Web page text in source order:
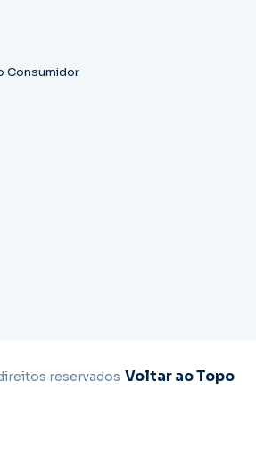
Consumidor
reservados Voltar ao Topo